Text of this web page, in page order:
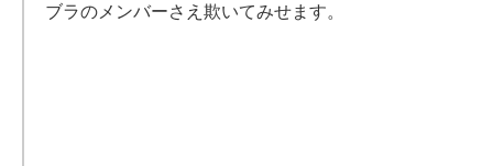
ブラのメンバーさえ欺いてみせます。